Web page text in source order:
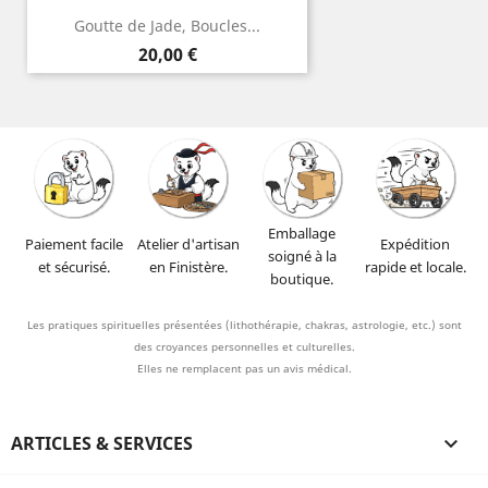
Goutte de Jade, Boucles...
Prix
20,00 €
Paiement facile
et sécurisé.
Atelier d'artisan
en Finistère.
Emballage
soigné à la
boutique.
Expédition
rapide et locale.
Les pratiques spirituelles présentées (lithothérapie, chakras, astrologie, etc.) sont
des croyances personnelles et culturelles.
Elles ne remplacent pas un avis médical.
ARTICLES & SERVICES 